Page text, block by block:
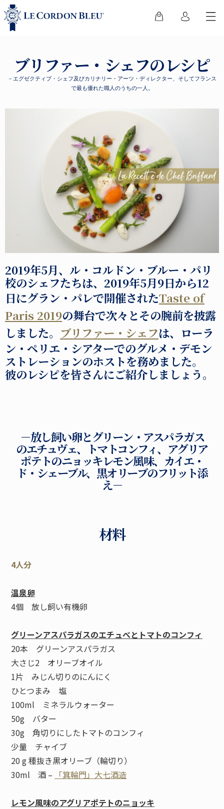
ブリファー・シェフのレシピ
－エグゼクティブ・シェフ及びカリナリー・アーツ・ディレクター、そしてフランス
で最も優れた職人のうちの一人。
2019年5月、ル・コルドン・ブルー・パリ
校のシェフたちは、2019年5月9日から12
日にグラン・パレで開催されたTaste of
Paris 2019の舞台で次々とその腕前を披露
しました。 ブリファー・シェフは、ローラ
ン・ペリエ・シアターでのグルメ・デモン
ストレーションのホストを務めました。
彼のレシピを皆さんにご紹介しましょう。
－放し飼い卵とグリーン・アスパラガス
のエチュヴェ、トマトコンフィ、アグリア
ポテトのニョッキレモン風味、カイエ・
ド・シェーブル、黒オリーブのフリット添
え－
材料
4人分
温泉卵
4個 放し飼い有機卵
グリーンアスパラガスのエチュべとトマトのコンフィ
20本 グリーンアスパラガス
大さじ2 オリーブオイル
1片 みじん切りのにんにく
ひとつまみ 塩
100ml ミネラルウォーター
50g バター
30g 角切りにしたトマトのコンフィ
少量 チャイブ
20 g 種抜き黒オリーブ（輪切り）
30ml 酒 –
「箕輪門」大七酒造
レモン風味のアグリアポテトのニョッキ